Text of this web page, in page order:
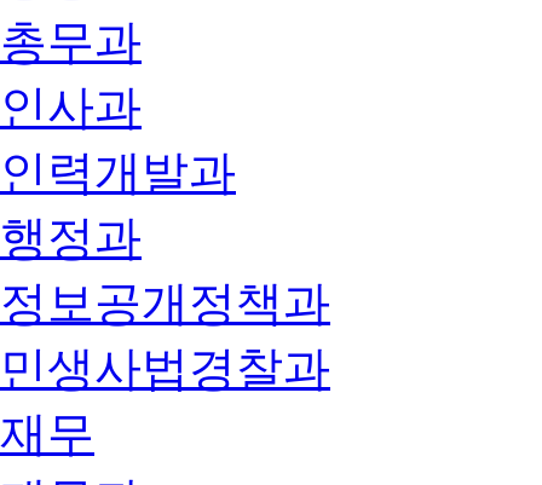
총무과
인사과
인력개발과
행정과
정보공개정책과
민생사법경찰과
재무